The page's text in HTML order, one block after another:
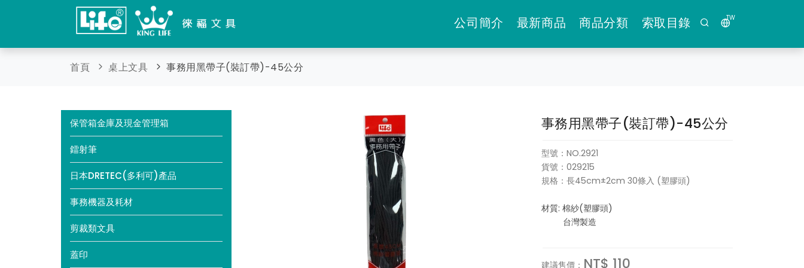
TW
公司簡介 最新商品 商品分類 索取目錄
首頁 桌上文具 事務用黑帶子(裝訂帶)-45公分
事務用黑帶子(裝訂帶)-45公分
型號：NO.2921
貨號：029215
規格：長45cm±2cm 30條入 (塑膠頭)
材質: 棉紗(塑膠頭)
台灣製造
建議售價： NT$ 110
保管箱金庫及現金管理箱
鐳射筆
日本DRETEC(多利可)產品
事務機器及耗材
剪裁類文具
蓋印